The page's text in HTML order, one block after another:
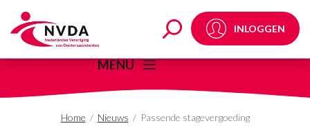
Passende INLOGGEN
MENU
Home / Nieuws / Passende stagevergoeding